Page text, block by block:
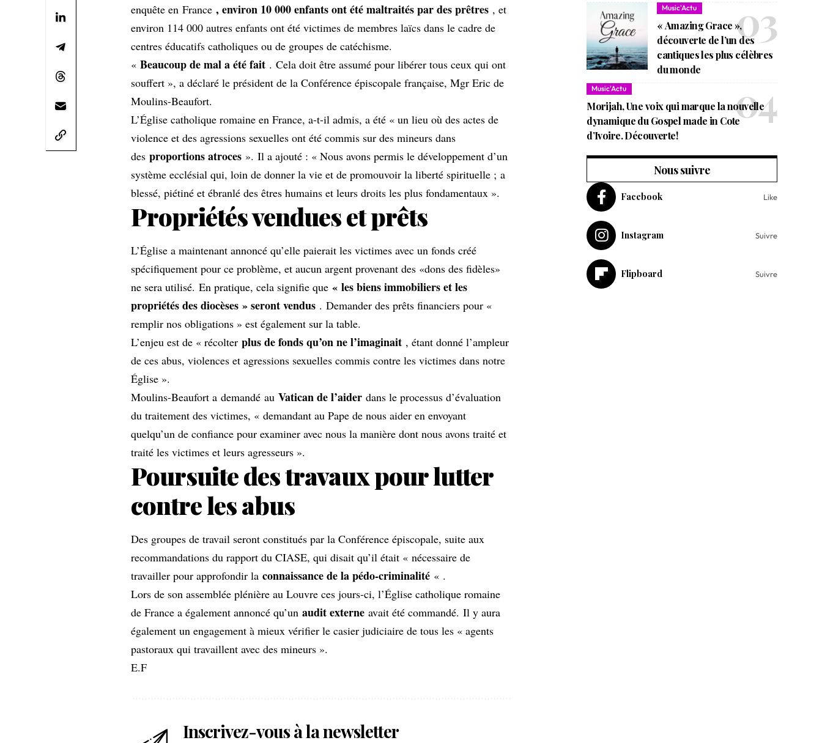
enquête enFrance, environ 10 000 enfants ont été maltraités par des prêtres , et
environ 114 000 autres enfants ont été victimes de membres laïcs dans le cadre de
centres éducatifs catholiques ou de groupes de catéchisme.
«Beaucoup de mal a été fait . Cela doit être assumé pour libérer tous ceux qui ont
souffert », a déclaré le président de la Conférence épiscopale française, Mgr Eric de
Moulins-Beaufort.
L’Église catholique romaine en France, a-t-il admis, a été « un lieu où des actes de
violence et des agressions sexuelles ont été commis sur des mineurs dans
desproportions atroces ». Il a ajouté : « Nous avons permis le développement d’un
système ecclésial qui, loin de donner la vie et de promouvoir la liberté spirituelle ; a
blessé, piétiné et ébranlé des êtres humains et leurs droits les plus fondamentaux ».
Propriétés vendues et prêts
L’Église a maintenant annoncé qu’elle paierait les victimes avec un fonds créé
spécifiquement pour ce problème, et aucun argent provenant des «dons des fidèles»
ne sera utilisé. En pratique, cela signifie que« les biens immobiliers et les
propriétés des diocèses » seront vendus . Demander des prêts financiers pour «
remplir nos obligations » est également sur la table.
L’enjeu est de « récolterplus de fonds qu’on ne l’imaginait , étant donné l’ampleur
de ces abus, violences et agressions sexuelles commis contre les victimes dans notre
Église ».
Moulins-Beaufort a demandé auVatican de l’aider dans le processus d’évaluation
du traitement des victimes, « demandant au Pape de nous aider en envoyant
quelqu’un de confiance pour examiner avec nous la manière dont nous avons traité et
traité les victimes et leurs agresseurs ».
Poursuite des travaux pour lutter
contre les abus
Des groupes de travail seront constitués par la Conférence épiscopale, suite aux
recommandations du rapport du CIASE, qui disait qu’il était « nécessaire de
travailler pour approfondir laconnaissance de la pédo-criminalité « .
Lors de son assemblée plénière au Louvre ces jours-ci, l’Église catholique romaine
de France a également annoncé qu’unaudit externe avait été commandé. Il y aura
également un engagement à mieux vérifier le casier judiciaire de tous les « agents
pastoraux qui travaillent avec des mineurs ».
E.F
Inscrivez-vous à la newsletter
Music'Actu
« Amazing Grace »,
découverte de l’un des
cantiques les plus célèbres
du monde
Music'Actu
Morijah, Une voix qui marque la nouvelle
dynamique du Gospel made in Cote
d’Ivoire. Découverte!
Nous suivre
Facebook Like
Instagram Suivre
Flipboard Suivre